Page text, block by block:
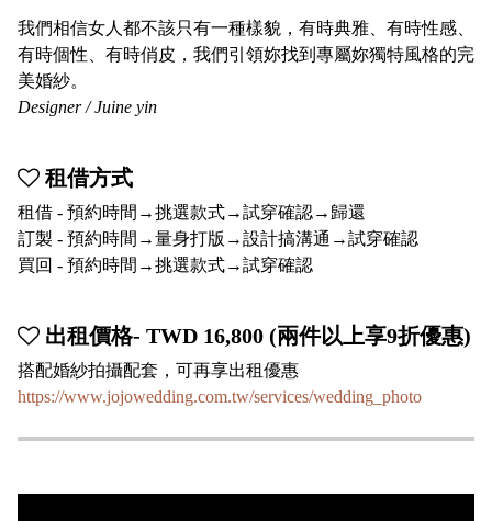
我們相信女人都不該只有一種樣貌，有時典雅、有時性感、
有時個性、有時俏皮，我們引領妳找到專屬妳獨特風格的完
美婚紗。
Designer / Juine yin
租借方式
租借 - 預約時間→挑選款式→試穿確認→歸還
訂製 - 預約時間→量身打版→設計搞溝通→試穿確認
買回 - 預約時間→挑選款式→試穿確認
出租價格- TWD 16,800 (兩件以上享9折優惠)
搭配婚紗拍攝配套，可再享出租優惠
https://www.jojowedding.com.tw/services/wedding_photo